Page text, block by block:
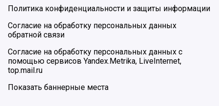
Политика конфиденциальности и защиты информации
Согласие на обработку персональных данных
обратной связи
Согласие на обработку персональных данных с
помощью сервисов Yandex.Metrika, LiveInternet,
top.mail.ru
Показать баннерные места